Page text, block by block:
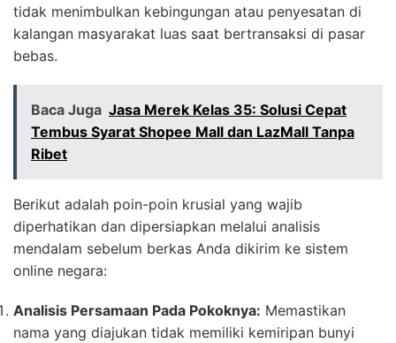
tidak menimbulkan kebingungan atau penyesatan di
kalangan masyarakat luas saat bertransaksi di pasar
bebas.
Baca Juga Jasa Merek Kelas 35: Solusi Cepat
Tembus Syarat Shopee Mall dan LazMall Tanpa
Ribet
Berikut adalah poin-poin krusial yang wajib
diperhatikan dan dipersiapkan melalui analisis
mendalam sebelum berkas Anda dikirim ke sistem
online negara:
Analisis Persamaan Pada Pokoknya: Memastikan
nama yang diajukan tidak memiliki kemiripan bunyi